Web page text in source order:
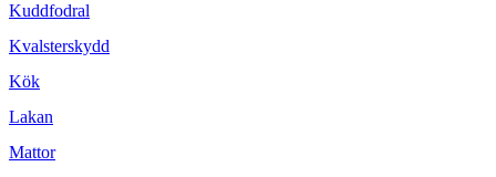
Kuddfodral
Kvalsterskydd
Kök
Lakan
Mattor